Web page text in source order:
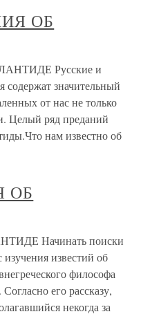
ОБ
Русские и
содержат значительный
от нас не только
Целый ряд преданий
нам известно об
ОБ
Начинать поиски
известий об
философа
его рассказу,
некогда за